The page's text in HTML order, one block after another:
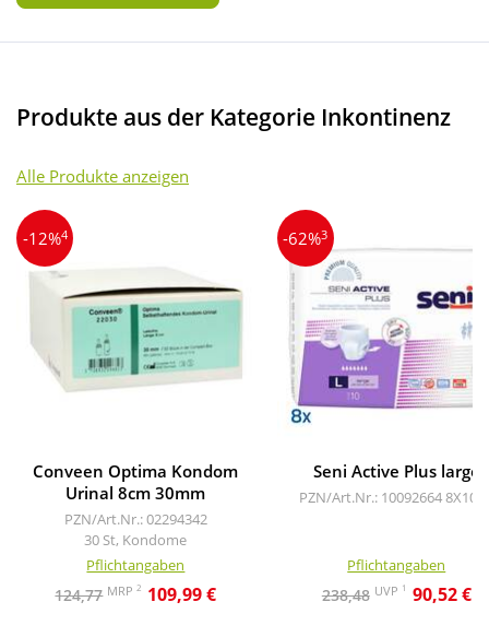
Produkte aus der Kategorie Inkontinenz
Alle Produkte anzeigen
-12%4
Conveen Optima Kondom
Urinal 8cm 30mm
PZN/Art.Nr.: 02294342
30 St, Kondome
Pflichtangaben
124,77 MRP2 109,99 €
-62%3
Seni Active Plus large
PZN/Art.Nr.: 100926648X10
Pflichtangaben
238,48 UVP 1 90,52 €